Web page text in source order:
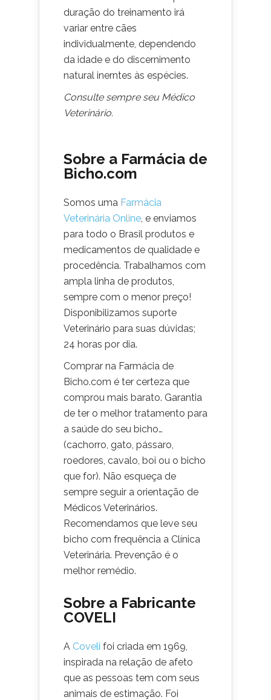
duração do treinamento irá
variar entre cães
individualmente, dependendo
da idade e do discernimento
natural inerntes às espécies.
Consulte sempre seu Médico
Veterinário.
Sobre a Farmácia de
Bicho.com
Somos uma Farmácia
Veterinária Online, e enviamos
para todo o Brasil produtos e
medicamentos de qualidade e
procedência. Trabalhamos com
ampla linha de produtos,
sempre com o menor preço!
Disponibilizamos suporte
Veterinário para suas dúvidas;
24 horas por dia.
Comprar na Farmácia de
Bicho.com é ter certeza que
comprou mais barato. Garantia
de ter o melhor tratamento para
a saúde do seu bicho…
(cachorro, gato, pássaro,
roedores, cavalo, boi ou o bicho
que for). Não esqueça de
sempre seguir a orientação de
Médicos Veterinários.
Recomendamos que leve seu
bicho com frequência a Clínica
Veterinária. Prevenção é o
melhor remédio.
Sobre a Fabricante
COVELI
A Coveli foi criada em 1969,
inspirada na relação de afeto
que as pessoas tem com seus
animais de estimação. Foi